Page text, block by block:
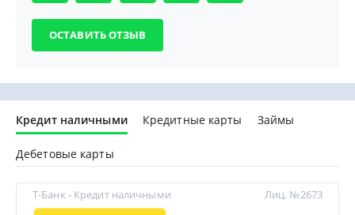
Кредит наличными Кредитные карты Займы
Дебетовые карты
Т-Банк - Кредит наличными Лиц. №2673